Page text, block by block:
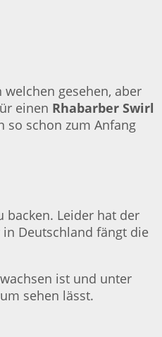
gesehen, aber
einen Rhabarber Swirl
so schon zum Anfang
backen. Leider hat der
in Deutschland fängt die
ist und unter
sehen lässt.